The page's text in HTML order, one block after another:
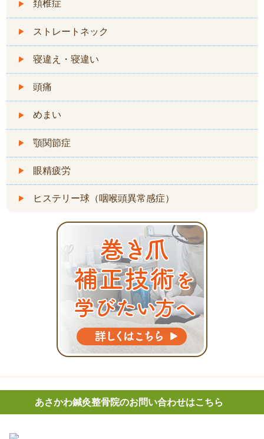
頚椎症
ストレートネック
寝違え・寝違い
頭痛
めまい
顎関節症
眼精疲労
ヒステリー球（咽喉頭異常感症）
あさかわ鍼灸整⾻院のお問い合わせはこちら